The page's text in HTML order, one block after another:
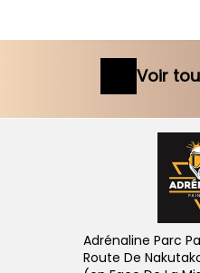
Voir
Adrénaline Parc
Route De